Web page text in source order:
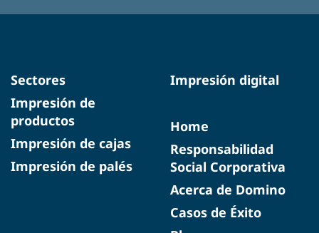
Sectores
Impresión de
productos
Impresión de cajas
Impresión de palés
Impresión digital
Home
Responsabilidad
Social Corporativa
Acerca de Domino
Casos de Éxito